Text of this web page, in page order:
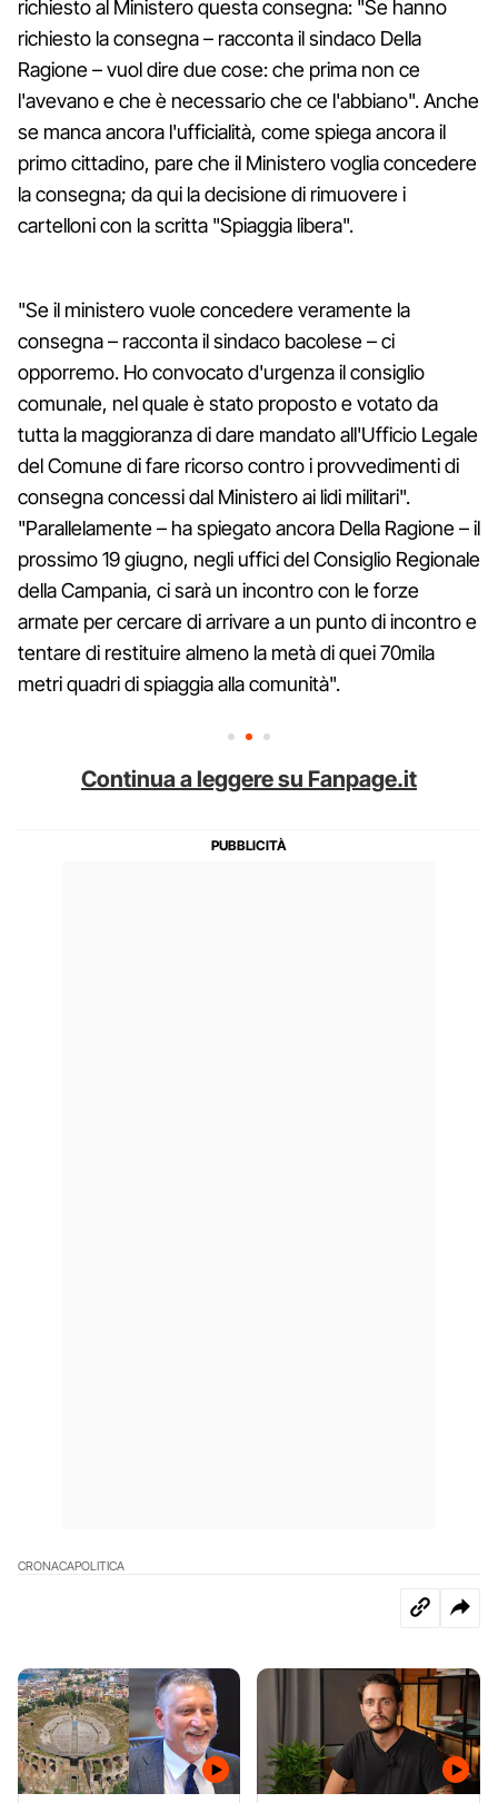
richiesto al Ministero questa consegna: "Se hanno
richiesto la consegna – racconta il sindaco Della
Ragione – vuol dire due cose: che prima non ce
l'avevano e che è necessario che ce l'abbiano". Anche
se manca ancora l'ufficialità, come spiega ancora il
primo cittadino, pare che il Ministero voglia concedere
la consegna; da qui la decisione di rimuovere i
cartelloni con la scritta "Spiaggia libera".
"Se il ministero vuole concedere veramente la
consegna – racconta il sindaco bacolese – ci
opporremo. Ho convocato d'urgenza il consiglio
comunale, nel quale è stato proposto e votato da
tutta la maggioranza di dare mandato all'Ufficio Legale
del Comune di fare ricorso contro i provvedimenti di
consegna concessi dal Ministero ai lidi militari".
"Parallelamente – ha spiegato ancora Della Ragione – il
prossimo 19 giugno, negli uffici del Consiglio Regionale
della Campania, ci sarà un incontro con le forze
armate per cercare di arrivare a un punto di incontro e
tentare di restituire almeno la metà di quei 70mila
metri quadri di spiaggia alla comunità".
Continua a leggere su Fanpage.it
CRONACAPOLITICA